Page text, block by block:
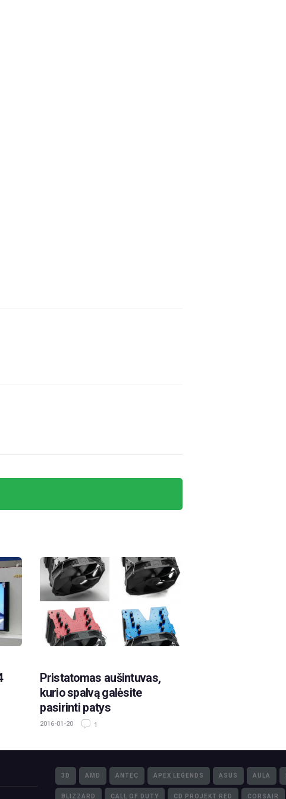
Pristatomas aušintuvas,
kurio spalvą galėsite
pasirinti patys
2016-01-20 1
3D AMD ANTEC APEX LEGENDS ASUS AULA
BLIZZARD CALL OF DUTY CD PROJEKT RED CORSAIR